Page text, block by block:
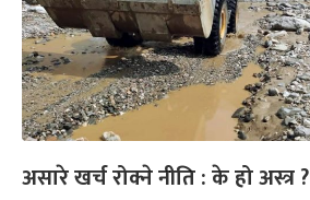
असारे खर्च रोक्ने नीति : के हो अस्त्र ?